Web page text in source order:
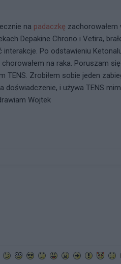
na padaczkę zachorowałem
Depakine Chrono i Vetira,
interakcje. Po odstawieniu
chorowałem na raka. Poruszam
TENS. Zrobiłem sobie jeden
doświadczenie, i używa TENS
Wojtek